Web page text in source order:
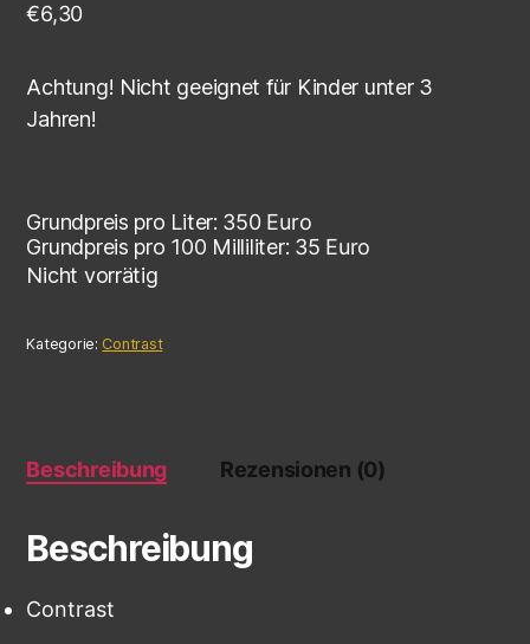
€6,30
Achtung! Nicht geeignet für Kinder unter 3
Jahren!
Grundpreis pro Liter: 350Euro
Grundpreis pro 100 Milliliter: 35 Euro
Nicht vorrätig
Kategorie: Contrast
Beschreibung Rezensionen (0)
Beschreibung
Contrast